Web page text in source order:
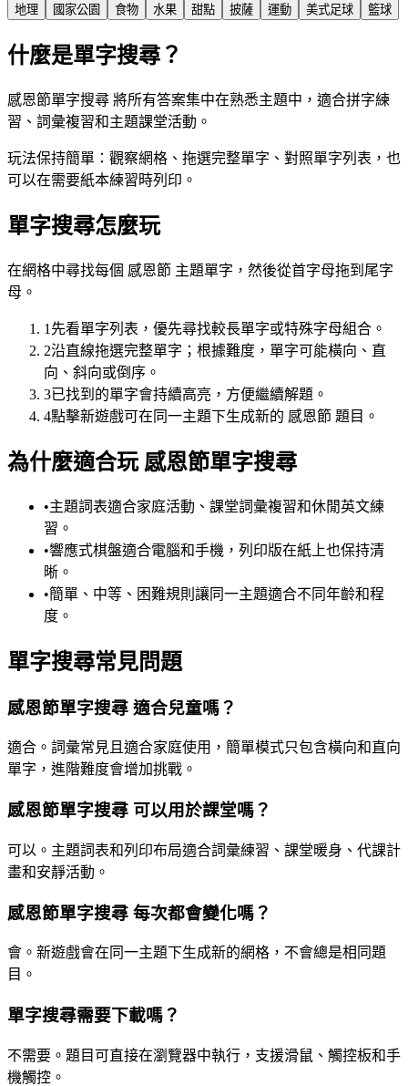
地理 國家公園 食物 水果 甜點 披薩 運動 美式足球 籃球
什麼是單字搜尋？
感恩節單字搜尋 將所有答案集中在熟悉主題中，適合拼字練
習、詞彙複習和主題課堂活動。
玩法保持簡單：觀察網格、拖選完整單字、對照單字列表，也
可以在需要紙本練習時列印。
單字搜尋怎麼玩
在網格中尋找每個 感恩節 主題單字，然後從首字母拖到尾字
母。
1 先看單字列表，優先尋找較長單字或特殊字母組合。
2沿直線拖選完整單字；根據難度，單字可能橫向、直
向、斜向或倒序。
3已找到的單字會持續高亮，方便繼續解題。
4點擊新遊戲可在同一主題下生成新的 感恩節 題目。
為什麼適合玩 感恩節單字搜尋
•主題詞表適合家庭活動、課堂詞彙複習和休閒英文練
習。
•響應式棋盤適合電腦和手機，列印版在紙上也保持清
晰。
•簡單、中等、困難規則讓同一主題適合不同年齡和程
度。
單字搜尋常見問題
感恩節單字搜尋 適合兒童嗎？
適合。詞彙常見且適合家庭使用，簡單模式只包含橫向和直向
單字，進階難度會增加挑戰。
感恩節單字搜尋 可以用於課堂嗎？
可以。主題詞表和列印布局適合詞彙練習、課堂暖身、代課計
畫和安靜活動。
感恩節單字搜尋 每次都會變化嗎？
會。新遊戲會在同一主題下生成新的網格，不會總是相同題
目。
單字搜尋需要下載嗎？
不需要。題目可直接在瀏覽器中執行，支援滑鼠、觸控板和手
機觸控。